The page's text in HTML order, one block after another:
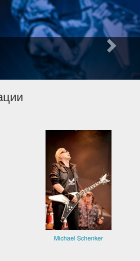
Michael Schenker